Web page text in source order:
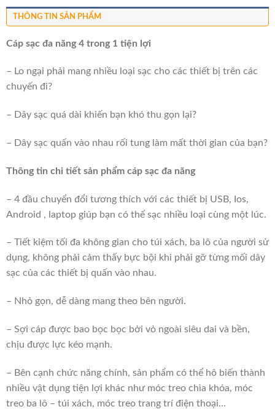
THÔNG TIN SẢN PHẨM
Cáp sạc đa năng 4 trong 1 tiện lợi
– Lo ngại phải mang nhiều loại sạc cho các thiết bị trên các
chuyến đi?
– Dây sạc quá dài khiến bạn khó thu gọn lại?
– Dây sạc quấn vào nhau rối tung làm mất thời gian của bạn?
Thông tin chi tiết sản phẩm cáp sạc đa năng
– 4 đầu chuyển đổi tương thích với các thiết bị USB, Ios,
Android , laptop giúp bạn có thể sạc nhiều loại cùng một lúc.
– Tiết kiệm tối đa không gian cho túi xách, ba lô của người sử
dụng, không phải cảm thấy bực bội khi phải gỡ từng mối dây
sạc của các thiết bị quấn vào nhau.
– Nhỏ gọn, dễ dàng mang theo bên người.
– Sợi cáp được bao bọc bọc bởi vỏ ngoài siêu dai và bền,
chịu được lực kéo mạnh.
– Bên cạnh chức năng chính, sản phẩm có thể hô biến thành
nhiều vật dụng tiện lợi khác như móc treo chìa khóa, móc
treo ba lô – túi xách, móc treo trang trí điện thoại…